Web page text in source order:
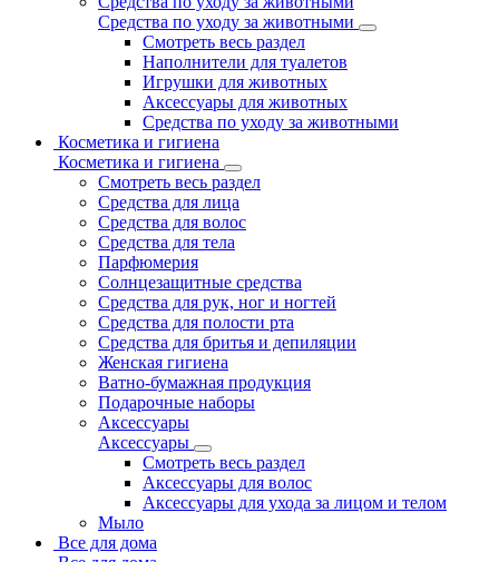
Средства по уходу за животными
Смотреть весь раздел
Наполнители для туалетов
Игрушки для животных
Аксессуары для животных
Средства по уходу за животными
Косметика и гигиена
Косметика и гигиена
Смотреть весь раздел
Средства для лица
Средства для волос
Средства для тела
Парфюмерия
Солнцезащитные средства
Средства для рук, ног и ногтей
Средства для полости рта
Средства для бритья и депиляции
Женская гигиена
Ватно-бумажная продукция
Подарочные наборы
Аксессуары
Аксессуары
Смотреть весь раздел
Аксессуары для волос
Аксессуары для ухода за лицом и телом
Мыло
Все для дома